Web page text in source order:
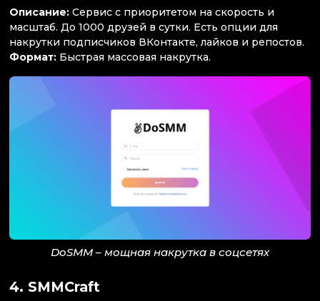
Описание: Сервис с приоритетом на скорость и
масштаб. До 1000 друзей в сутки. Есть опции для
накрутки подписчиков ВКонтакте, лайков и репостов.
Формат: Быстрая массовая накрутка.
DoSMM – мощная накрутка в соцсетях
4. SMMCraft